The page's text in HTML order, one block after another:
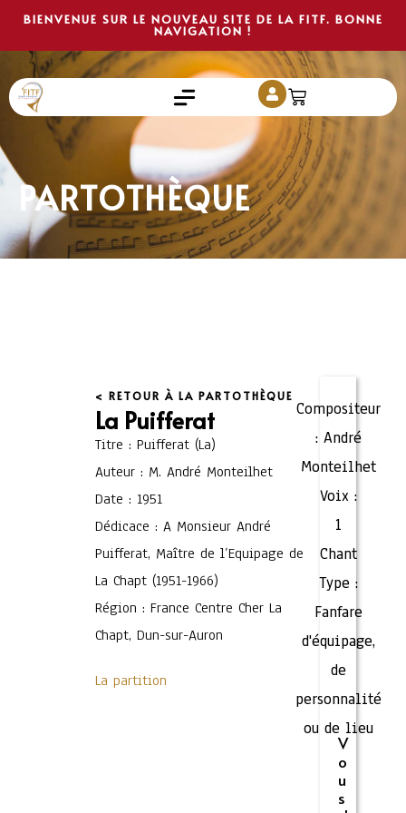
BIENVENUE SUR LE NOUVEAU SITE DE LA FITF. BONNE
NAVIGATION !
PARTOTHÈQUE
< RETOUR À LA PARTOTHÈQUE
La Puifferat
Titre : Puifferat (La)
Auteur : M. André Monteilhet
Date : 1951
Dédicace : A Monsieur André
Puifferat, Maître de l’Equipage de
La Chapt (1951-1966)
Région : France Centre Cher La
Chapt, Dun-sur-Auron
La partition
Compositeur
: André
Monteilhet
Voix :
1
Chant
Type :
Fanfare
d'équipage,
de
personnalité
ou de lieu
V
o
u
s